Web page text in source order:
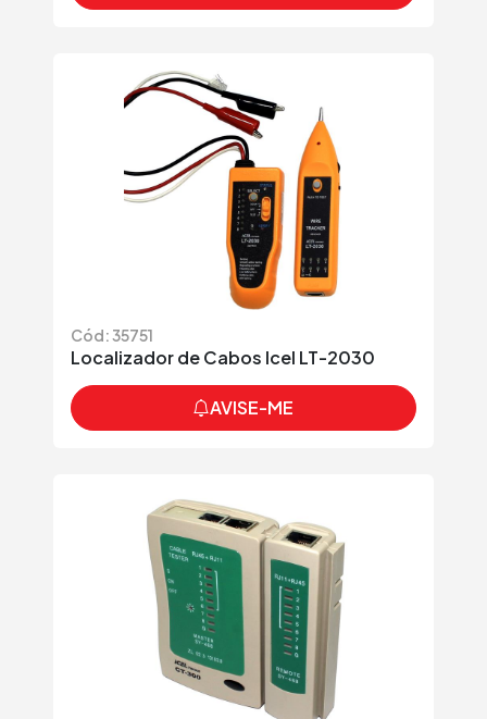
Cód: 35751
Localizador de Cabos Icel LT-2030
AVISE-ME